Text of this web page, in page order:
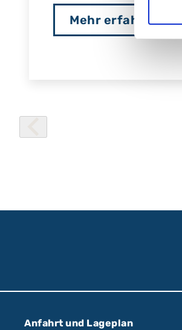
Mehr erfahren
Anfahrt und Lageplan